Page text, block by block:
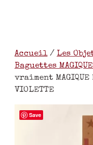
Accueil/ Les
Baguettes
vraiment
VIOLETTE
Save